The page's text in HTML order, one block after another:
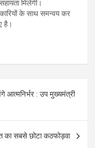
मिलेगी।
के साथ समन्वय कर
है।
आत्मनिर्भर : उप मुख्यमंत्री
का सबसे छोटा कठफोड़वा